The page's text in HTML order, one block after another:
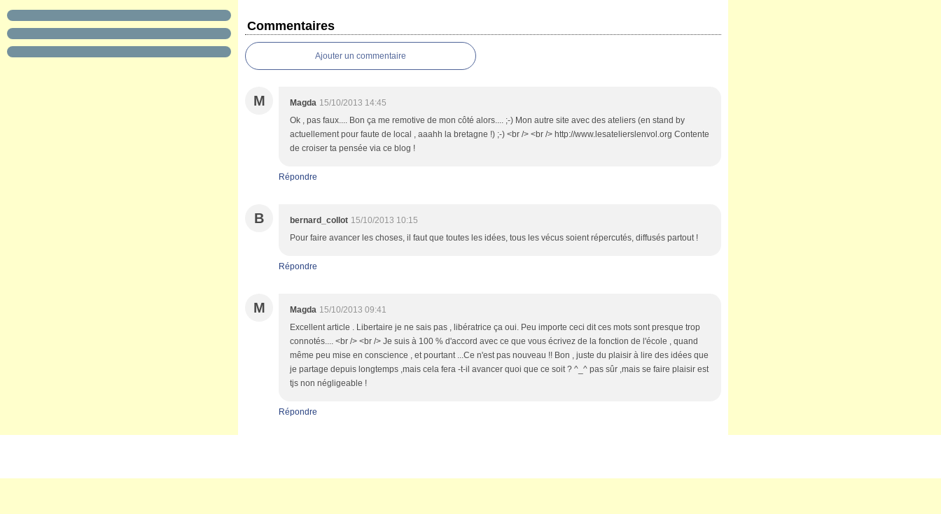
Commentaires
Ajouter un commentaire
M Magda 15/10/2013 14:45
Ok , pas faux.... Bon ça me remotive de mon côté alors.... ;-) Mon autre site avec des ateliers (en stand by
actuellement pour faute de local , aaahh la bretagne !) ;-) <br /> <br /> http://www.lesatelierslenvol.org Contente
de croiser ta pensée via ce blog !
Répondre
B bernard_collot 15/10/2013 10:15
Pour faire avancer les choses, il faut que toutes les idées, tous les vécus soient répercutés, diffusés partout !
Répondre
M Magda 15/10/2013 09:41
Excellent article . Libertaire je ne sais pas , libératrice ça oui. Peu importe ceci dit ces mots sont presque trop
connotés.... <br /> <br /> Je suis à 100 % d'accord avec ce que vous écrivez de la fonction de l'école , quand
même peu mise en conscience , et pourtant ...Ce n'est pas nouveau !! Bon , juste du plaisir à lire des idées que
je partage depuis longtemps ,mais cela fera -t-il avancer quoi que ce soit ? ^_^ pas sûr ,mais se faire plaisir est
tjs non négligeable !
Répondre